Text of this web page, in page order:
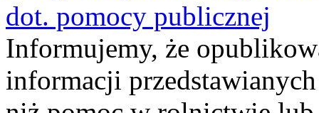
dot. pomocy publicznej
Informujemy, że
informacji